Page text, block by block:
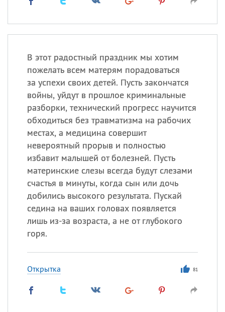
В этот радостный праздник мы хотим
пожелать всем матерям порадоваться
за успехи своих детей. Пусть закончатся
войны, уйдут в прошлое криминальные
разборки, технический прогресс научится
обходиться без травматизма на рабочих
местах, а медицина совершит
невероятный прорыв и полностью
избавит малышей от болезней. Пусть
материнские слезы всегда будут слезами
счастья в минуты, когда сын или дочь
добились высокого результата. Пускай
седина на ваших головах появляется
лишь из-за возраста, а не от глубокого
горя.
Открытка 81